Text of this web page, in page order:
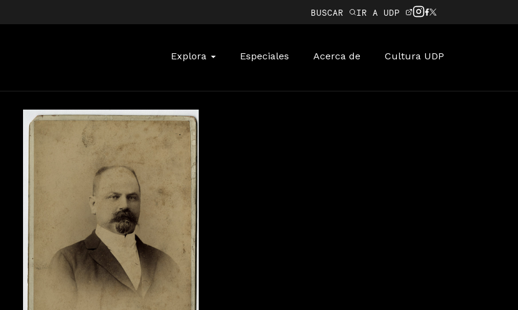
BUSCAR IR A UDP
Explora Especiales Acerca de Cultura UDP